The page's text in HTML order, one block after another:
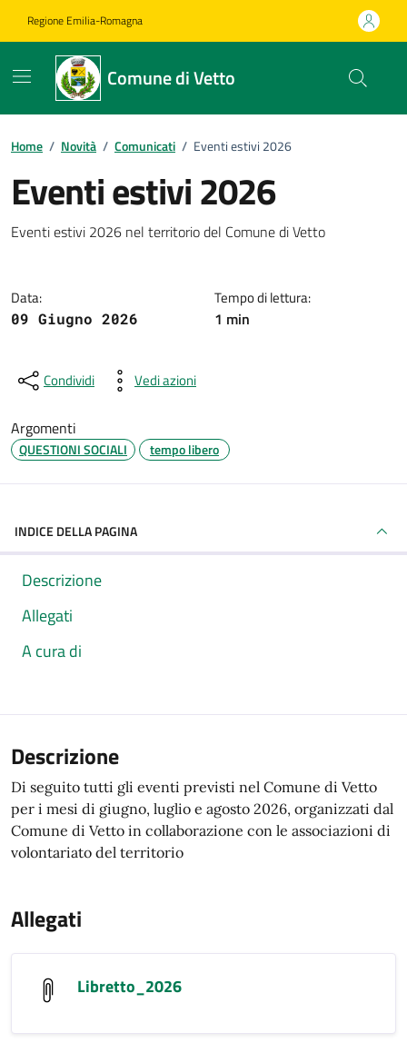
Regione Emilia-Romagna
Comune di Vetto
Home / Novità / Comunicati / Eventi estivi 2026
Eventi estivi 2026
Dettagli della notizia
Eventi estivi 2026 nel territorio del Comune di Vetto
Data:
09 Giugno 2026
Tempo di lettura:
1 min
Condividi Vedi azioni
Argomenti
QUESTIONI SOCIALI tempo libero
INDICE DELLA PAGINA
Descrizione
Allegati
A cura di
Descrizione
Di seguito tutti gli eventi previsti nel Comune di Vetto
per i mesi di giugno, luglio e agosto 2026, organizzati dal
Comune di Vetto in collaborazione con le associazioni di
volontariato del territorio
Allegati
Libretto_2026